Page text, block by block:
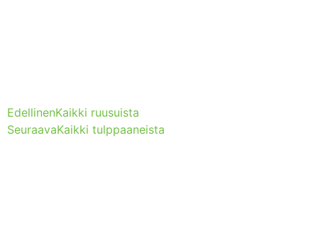
EdellinenKaikki ruusuista
SeuraavaKaikki tulppaaneista